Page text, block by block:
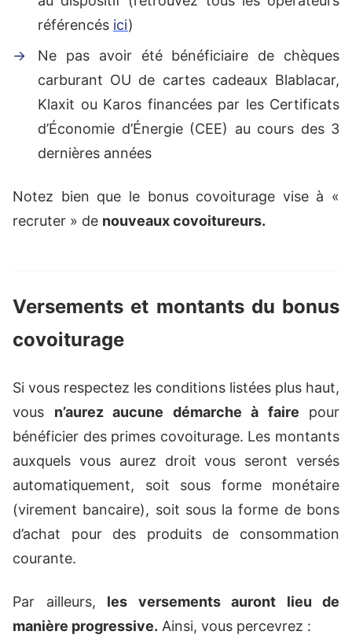
référencés ici)
Ne pas avoir été bénéficiaire de chèques
carburant OU de cartes cadeaux Blablacar,
Klaxit ou Karos financées par les Certificats
d’Économie d’Énergie (CEE) au cours des 3
dernières années
Notez bien que le bonus covoiturage vise à «
recruter » de nouveaux covoitureurs.
Versements et montants du bonus
covoiturage
Si vous respectez les conditions listées plus haut,
vous n’aurez aucune démarche à faire pour
bénéficier des primes covoiturage. Les montants
auxquels vous aurez droit vous seront versés
automatiquement, soit sous forme monétaire
(virement bancaire), soit sous la forme de bons
d’achat pour des produits de consommation
courante.
Par ailleurs, les versements auront lieu de
manière progressive. Ainsi, vous percevrez :